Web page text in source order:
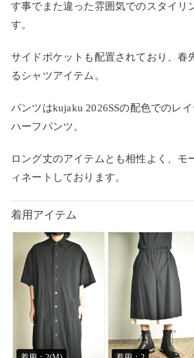
す事でまた違った雰囲気でのスタイリ
す。
サイドポケットも配置されており、春
るシャツアイテム。
パンツはkujaku 2026SSの配色でのレ
ハーフパンツ。
ロング丈のアイテムとも相性よく、モ
ィネートしております。
着用アイテム